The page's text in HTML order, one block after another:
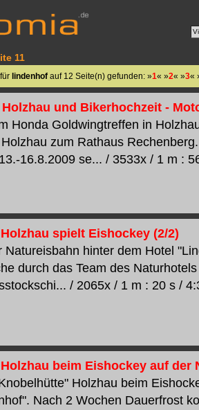
11
für lindenhof auf 12 Seite(n) gefunden: »1« »2« »3«
und Bikerhochzeit -
Honda Goldwingtreffen in
zum Rathaus
16.8.2009 se... / 3533x / 1 m :
spielt Eishockey (2/2)
Natureisbahn hinter dem Hotel
durch das Team des
/ 2065x / 1 m : 20 s /
beim Eishockey auf der
Holzhau beim
Nach 2 Wochen Dauerfrost